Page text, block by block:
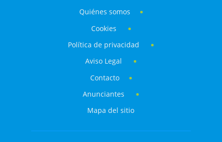
Quiénes somos
Cookies
Política de privacidad
Aviso Legal
Contacto
Anunciantes
Mapa del sitio